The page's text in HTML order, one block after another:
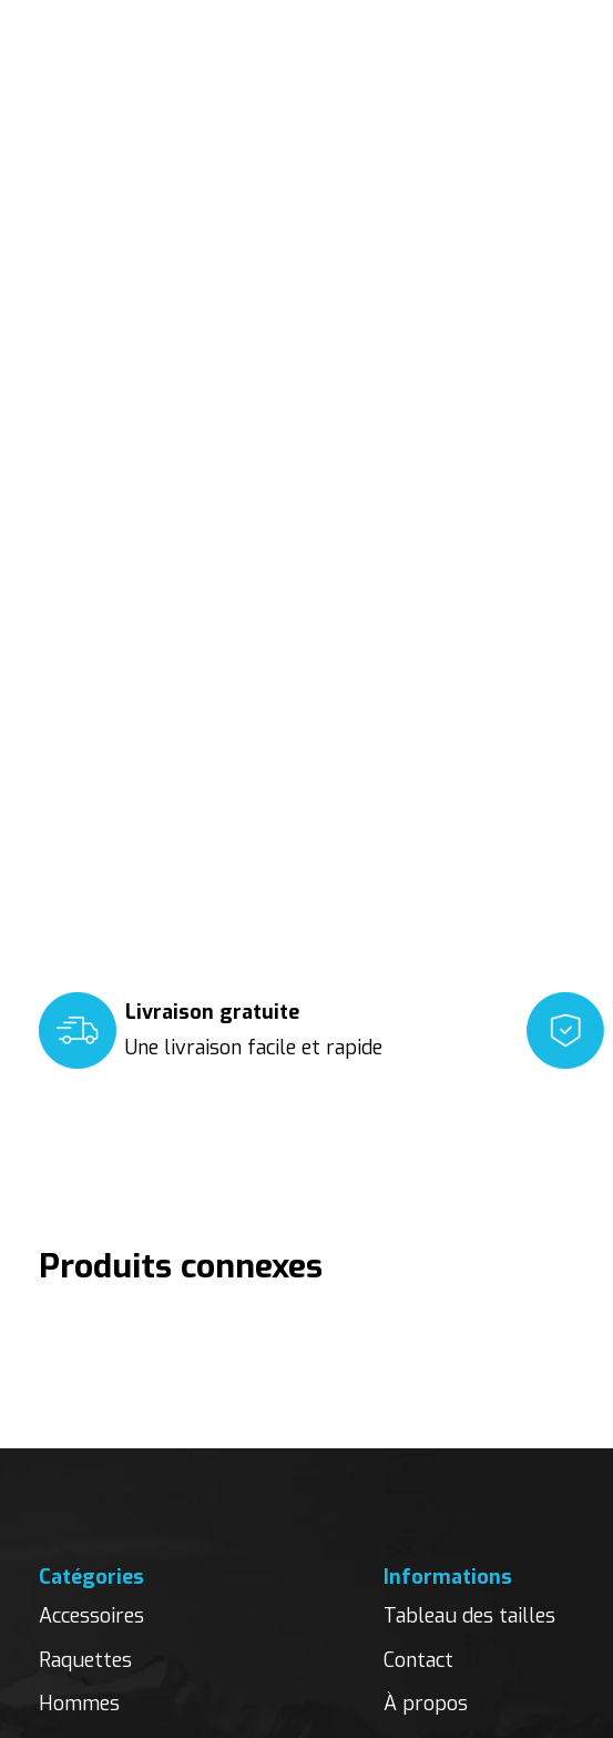
Livraison gratuite
Une livraison facile et rapide
Produits connexes
Catégories
Accessoires
Raquettes
Hommes
Informations
Tableau des tailles
Contact
À propos